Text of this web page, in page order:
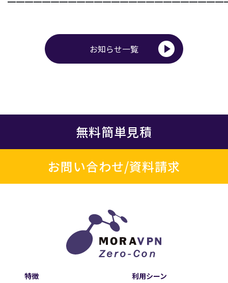
お知らせ一覧
無料簡単見積
お問い合わせ/資料請求
特徴 利用シーン